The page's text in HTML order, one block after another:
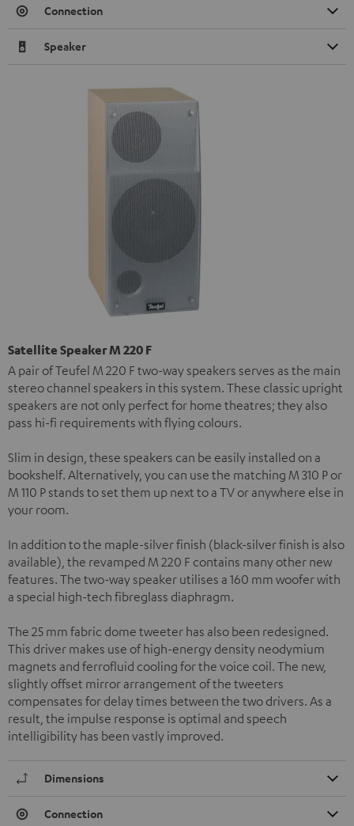
Connection
Speaker
Satellite Speaker M 220 F
A pair of Teufel M 220 F two-way speakers serves as the main
stereo channel speakers in this system. These classic upright
speakers are not only perfect for home theatres; they also
pass hi-fi requirements with flying colours.
Slim in design, these speakers can be easily installed on a
bookshelf. Alternatively, you can use the matching M 310 P or
M 110 P stands to set them up next to a TV or anywhere else in
your room.
In addition to the maple-silver finish (black-silver finish is also
available), the revamped M 220 F contains many other new
features. The two-way speaker utilises a 160 mm woofer with
a special high-tech fibreglass diaphragm.
The 25 mm fabric dome tweeter has also been redesigned.
This driver makes use of high-energy density neodymium
magnets and ferrofluid cooling for the voice coil. The new,
slightly offset mirror arrangement of the tweeters
compensates for delay times between the two drivers. As a
result, the impulse response is optimal and speech
intelligibility has been vastly improved.
Dimensions
Connection